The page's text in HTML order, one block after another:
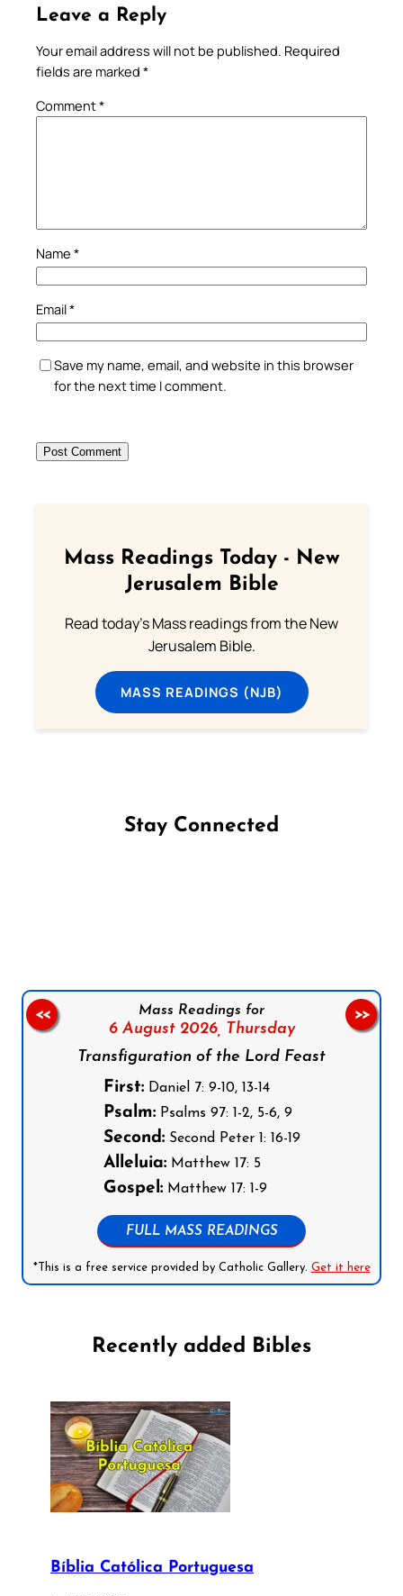
Leave a Reply
Your email address will not be published. Required
fields are marked *
Comment*
Name *
Email*
Save my name, email, and website in this browser
for the next time I comment.
Mass Readings Today - New
Jerusalem Bible
Read today's Mass readings from the New
Jerusalem Bible.
MASS READINGS (NJB)
Stay Connected
Mass Readings for
6 August 2026, Thursday
Transfiguration of the Lord Feast
First:Daniel 7: 9-10, 13-14
Psalm:Psalms 97: 1-2, 5-6, 9
Second:Second Peter 1: 16-19
Alleluia:Matthew 17: 5
Gospel:Matthew 17: 1-9
FULL MASS READINGS
*This is a free service provided by Catholic Gallery. Get it here
<< >>
Recently added Bibles
Bíblia Católica Portuguesa